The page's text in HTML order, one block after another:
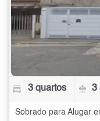
3 quartos 3
Sobrado para Alugar